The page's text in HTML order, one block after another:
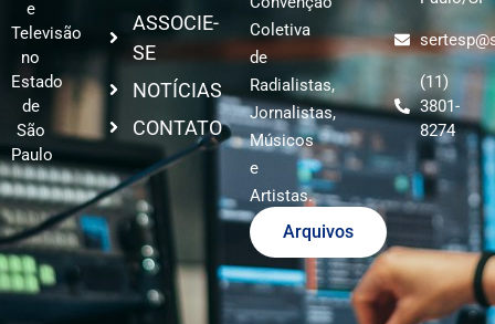
e
Televisão
no
Estado
de
São
Paulo
ASSOCIE-
SE
NOTÍCIAS
CONTATO
Coletiva
de
Radialistas,
Jornalistas,
Músicos
e
Artistas.
Arquivos
(11)
3801-
8274